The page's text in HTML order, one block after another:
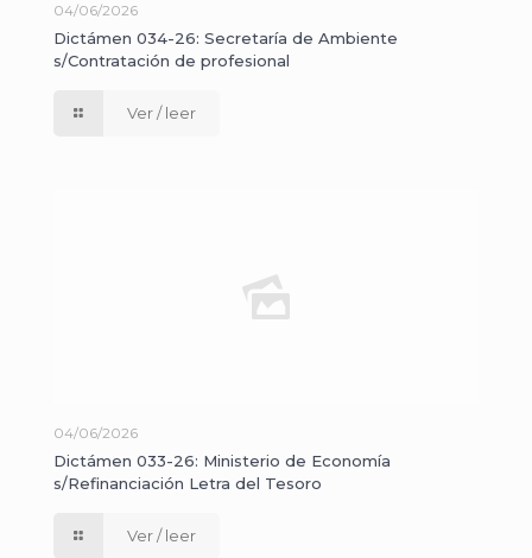
04/06/2026
Dictámen 034-26: Secretaría de Ambiente
s/Contratación de profesional
Ver / leer
04/06/2026
Dictámen 033-26: Ministerio de Economía
s/Refinanciación Letra del Tesoro
Ver / leer